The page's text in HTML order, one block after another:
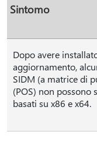
Sintomo
Dopo avere
aggiornamento,
SIDM (a matrice di
(POS) non possono
basati su x86 e x64.